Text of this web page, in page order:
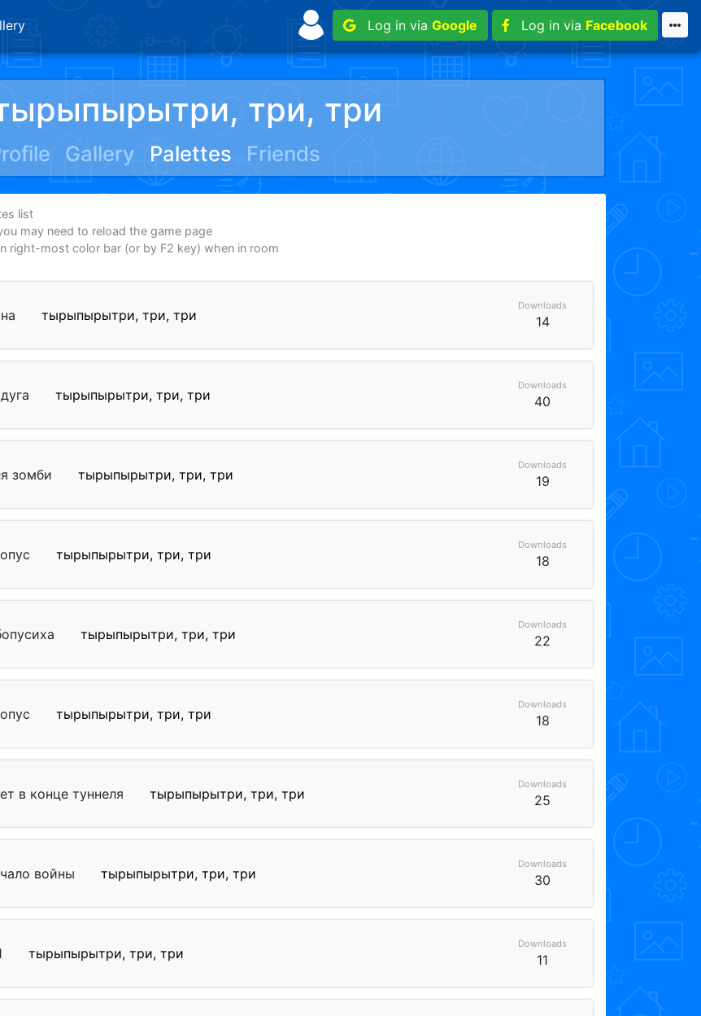
Log in via Google Log in via Facebook
три, три
Gallery Palettes Friends
list
may need to reload the game page
right-most color bar (or by F2 key) when in room
тырыпырытри, три, три
Downloads
14
тырыпырытри, три, три
Downloads
40
зомби тырыпырытри, три, три
Downloads
19
тырыпырытри, три, три
Downloads
18
тырыпырытри, три, три
Downloads
22
тырыпырытри, три, три
Downloads
18
в конце туннеля тырыпырытри, три, три
Downloads
25
войны тырыпырытри, три, три
Downloads
30
тырыпырытри, три, три
Downloads
11